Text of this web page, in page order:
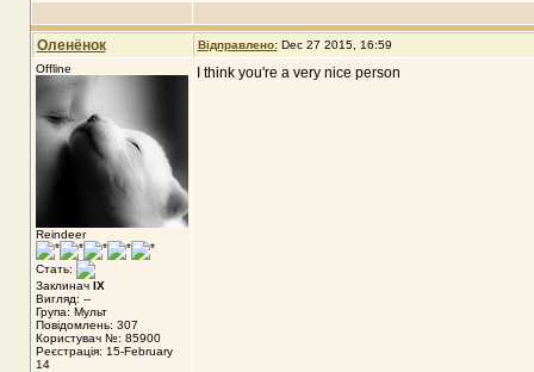
Оленёнок Відправлено: Dec 27 2015, 16:59
Offline
Reindeer
Стать:
Заклинач IX
Вигляд: --
Група: Мульт
Повідомлень: 307
Користувач №: 85900
Реєстрація: 15-February
14
I think you're a very nice person